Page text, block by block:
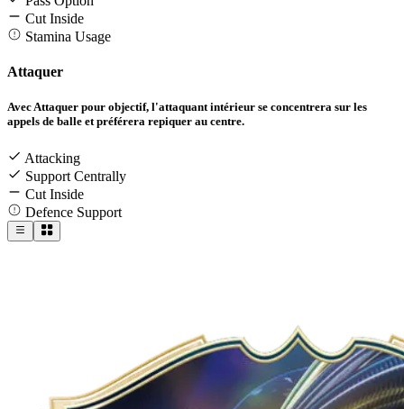
Cut Inside
Stamina Usage
Attaquer
Avec Attaquer pour objectif, l'attaquant intérieur se concentrera sur les
appels de balle et préférera repiquer au centre.
Attacking
Support Centrally
Cut Inside
Defence Support